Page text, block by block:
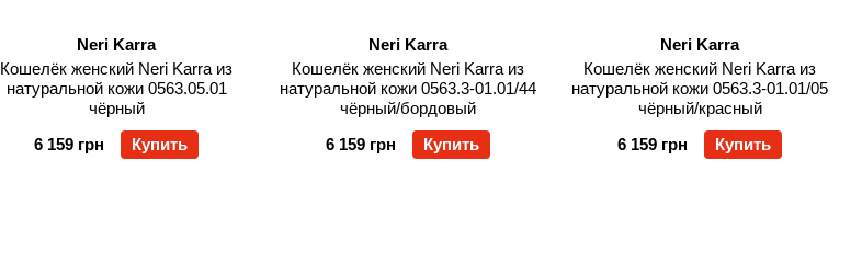
Neri Karra
Кошелёк женский Neri Karra из
натуральной кожи 0563.05.01
чёрный
6 159 грн
Купить
Neri Karra
Кошелёк женский Neri Karra из
натуральной кожи 0563.3-01.01/44
чёрный/бордовый
6 159 грн
Купить
Neri Karra
Кошелёк женский Neri Karra из
натуральной кожи 0563.3-01.01/05
чёрный/красный
6 159 грн
Купить